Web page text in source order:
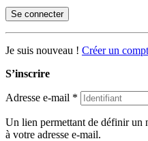
Se connecter
Je suis nouveau ! Créer un
S’inscrire
Adresse e-mail *
Un lien permettant de définir un
à votre adresse e-mail.